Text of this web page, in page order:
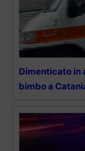
Dimenticato in
bimbo a